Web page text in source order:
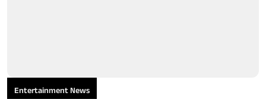
Entertainment News